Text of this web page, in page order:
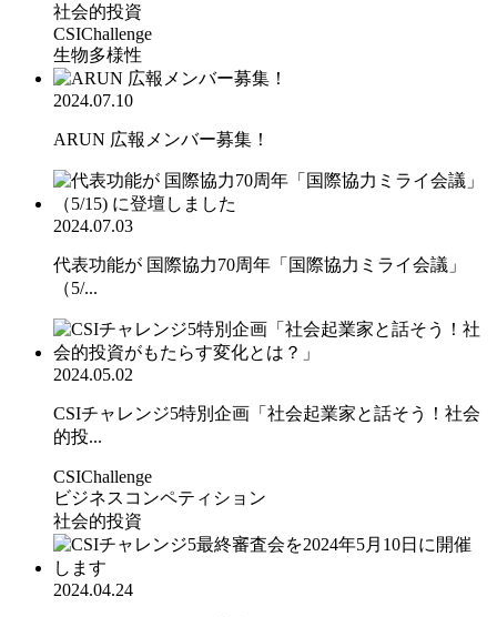
社会的投資
CSIChallenge
生物多様性
2024.07.10
ARUN 広報メンバー募集！
2024.07.03
代表功能が 国際協力70周年「国際協力ミライ会議」
（5/...
2024.05.02
CSIチャレンジ5特別企画「社会起業家と話そう！社会
的投...
CSIChallenge
ビジネスコンペティション
社会的投資
2024.04.24